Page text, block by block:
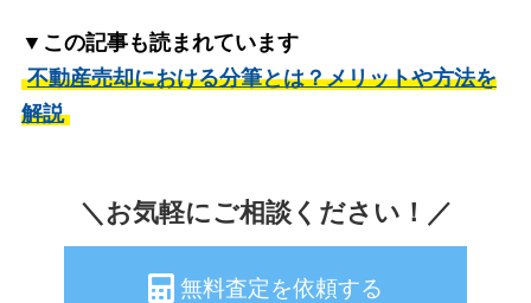
▼この記事も読まれています
不動産売却における分筆とは？メリットや方法を
解説
＼お気軽にご相談ください！／
無料査定を依頼する